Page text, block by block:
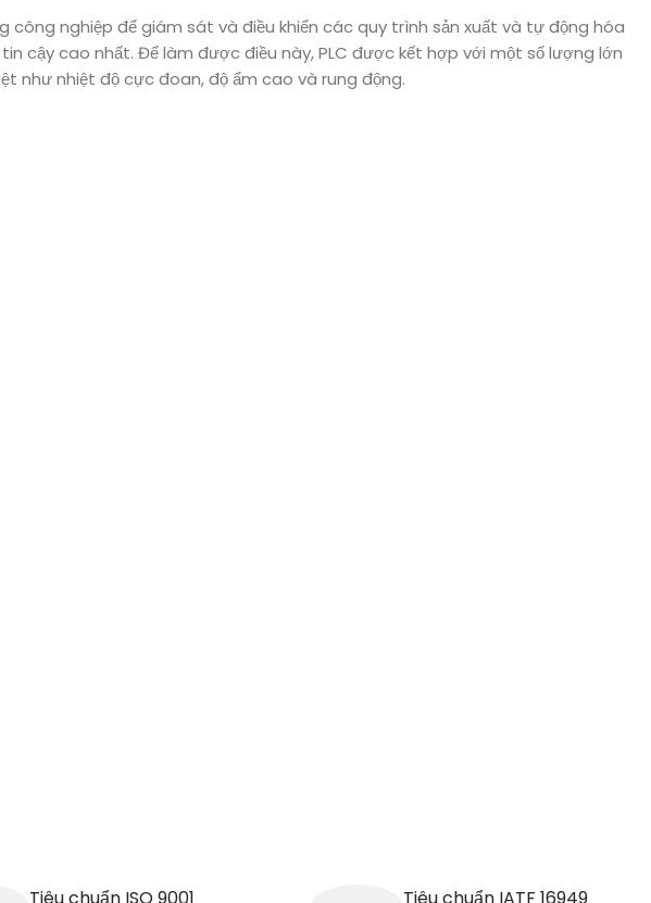
công nghiệp để giám sát và điều khiển các quy trình sản xuất và tự động hóa
cậy cao nhất. Để làm được điều này, PLC được kết hợp với một số lượng lớn
như nhiệt độ cực đoan, độ ẩm cao và rung động.